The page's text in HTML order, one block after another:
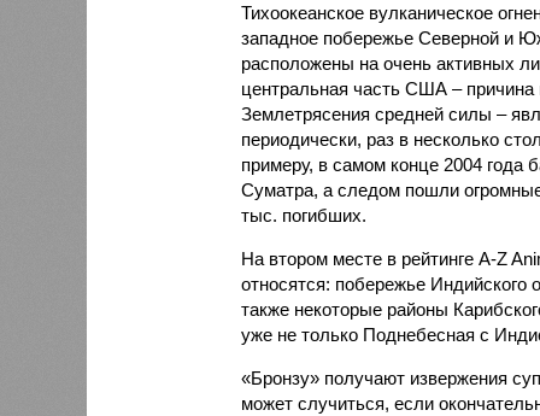
Тихоокеанское вулканическое
западное побережье Северной и
расположены на очень активных
центральная часть США –
Землетрясения средней силы –
периодически, раз в несколько
примеру, в самом конце 2004 года
Суматра, а следом пошли
тыс. погибших.
На втором месте в рейтинге A-Z
относятся: побережье
также некоторые районы
уже не только Поднебесная с
«Бронзу» получают извержения
может случиться, если